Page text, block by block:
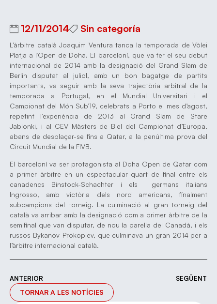
12/11/2014 Sin categoría
L’àrbitre català Joaquim Ventura tanca la temporada de Vòlei
Platja a l’Open de Doha. El barceloní, que va fer el seu debut
internacional de 2014 amb la designació del Grand Slam de
Berlin disputat al juliol, amb un bon bagatge de partits
importants, va seguir amb la seva trajectòria arbitral de la
temporada a Portugal, en el Mundial Universitari i el
Campionat del Món Sub’19, celebrats a Porto el mes d’agost,
repetint l’experiència de 2013 al Grand Slam de Stare
Jablonki, i al CEV Màsters de Biel del Campionat d’Europa,
abans de desplaçar-se fins a Qatar, a la penúltima prova del
Circuit Mundial de la FIVB.
El barceloní va ser protagonista al Doha Open de Qatar com
a primer àrbitre en un espectacular quart de final entre els
canadencs Binstock-Schachter i els germans italians
Ingrosso, amb victòria dels nord americans, finalment
subcampions del torneig. La culminació al gran torneig del
català va arribar amb la designació com a primer àrbitre de la
semifinal que van disputar, de nou la parella del Canadà, i els
russos Bykanov-Prokopiev, que culminava un gran 2014 per a
l’àrbitre internacional català.
ANTERIOR SEGÜENT
TORNAR A LES NOTÍCIES